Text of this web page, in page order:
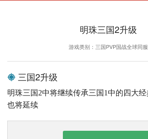
明珠三国2升级
游戏类别：三国PVP国战全球同服
三国2升级
明珠三国2中将继续传承三国1中的四大
也将延续